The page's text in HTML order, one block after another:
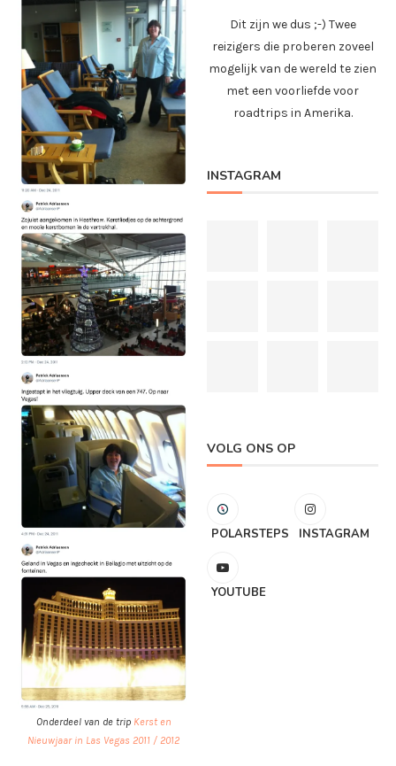
Onderdeel van de trip Kerst en
Nieuwjaar in Las Vegas 2011 / 2012
Dit zijn we dus ;-) Twee
reizigers die proberen zoveel
mogelijk van de wereld te zien
met een voorliefde voor
roadtrips in Amerika.
INSTAGRAM
VOLG ONS OP
POLARSTEPS INSTAGRAM
YOUTUBE